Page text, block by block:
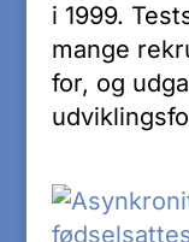
i 1999.
mange
for, og